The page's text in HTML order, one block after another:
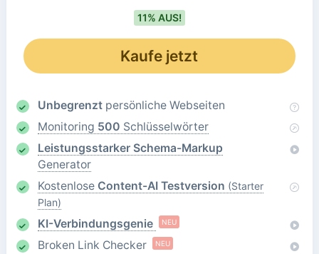
11% AUS!
Kaufe jetzt
Unbegrenztpersönliche Webseiten
Monitoring 500 Schlüsselwörter
Leistungsstarker Schema-Markup
Generator
Kostenlose Content-AI Testversion (Starter
Plan)
KI-Verbindungsgenie NEU
Broken Link Checker NEU